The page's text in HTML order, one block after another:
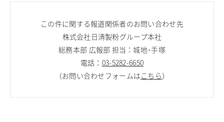
この件に関する報道関係者のお問い合わせ先
株式会社日清製粉グループ本社
総務本部 広報部 担当：城地･手塚
電話： 03-5282-6650
（お問い合わせフォームはこちら）